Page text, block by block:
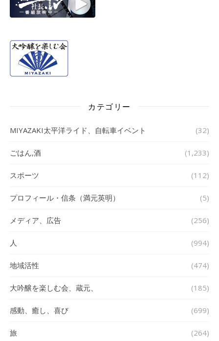
カテゴリー
MIYAZAKI太平洋ライド、自転車イベント (32)
ごはん,酒 (1,233)
スポーツ (112)
プロフィール・信条（満元英明） (5)
メディア、広告 (256)
人 (994)
地域活性 (474)
大吟醸を楽しむ会、蔵元、 (185)
感動、癒し、喜び (699)
旅 (264)